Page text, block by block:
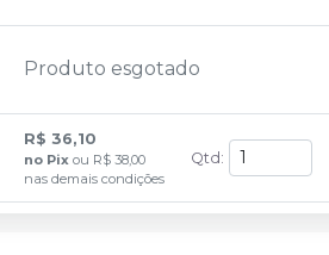
Produto esgotado
R$ 36,10
no Pix ou R$ 38,00
nas demais condições
Qtd :